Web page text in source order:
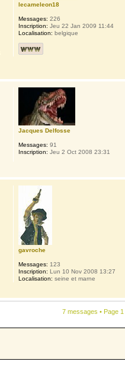
lecameleon18
Messages: 226
Inscription: Jeu 22 Jan 2009 11:44
Localisation: belgique
Jacques Delfosse
Messages: 91
Inscription: Jeu 2 Oct 2008 23:31
gavroche
Messages: 123
Inscription: Lun 10 Nov 2008 13:27
Localisation: seine et marne
7 messages • Page 1